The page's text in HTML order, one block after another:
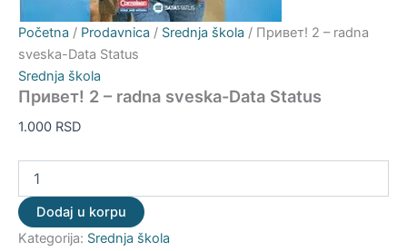
Početna / Prodavnica / Srednja škola / Привет! 2 – radna
sveska-Data Status
Srednja škola
Привет! 2 – radna sveska-Data Status
1.000 RSD
Dodaj u korpu
Kategorija: Srednja škola